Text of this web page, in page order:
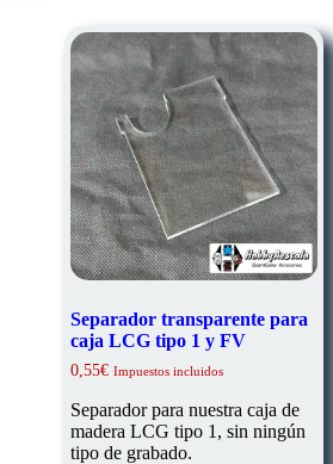
Separador transparente para
caja LCG tipo 1 y FV
0,55€ Impuestos incluidos
Separador para nuestra caja de
madera LCG tipo 1, sin ningún
tipo de grabado.